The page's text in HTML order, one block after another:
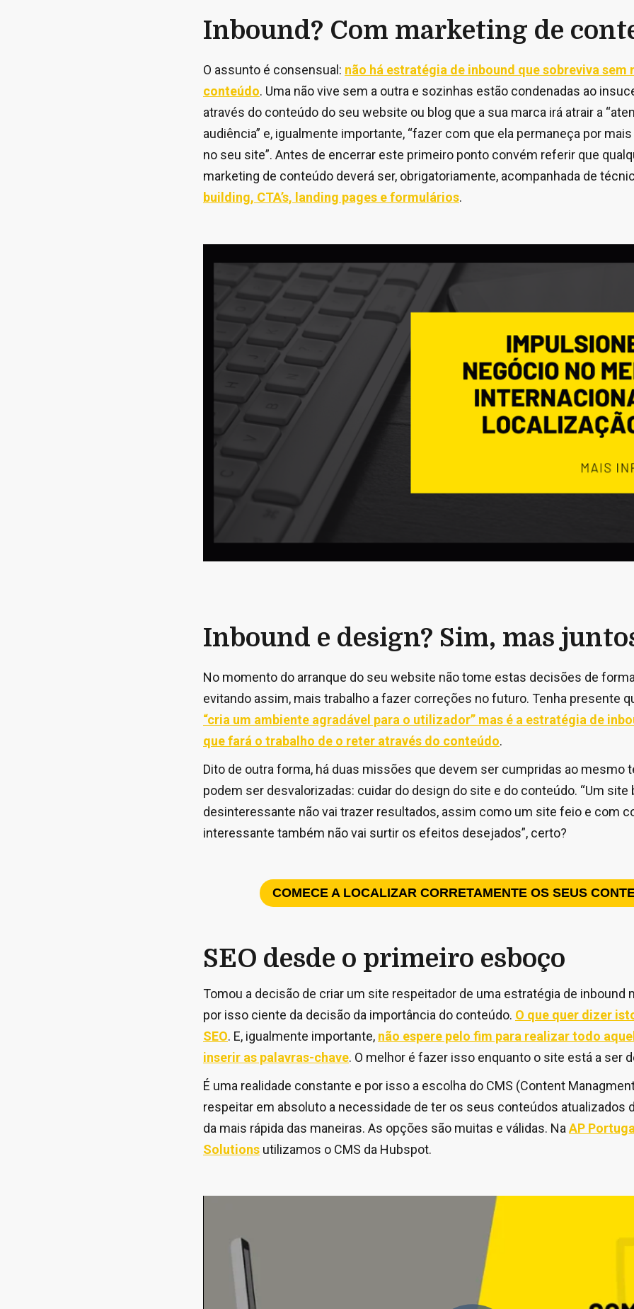
Inbound? Com marketing de
O assunto é consensual: não há estratégia de inbound que sobreviva sem
conteúdo. Uma não vive sem a outra e sozinhas estão condenadas ao
através do conteúdo do seu website ou blog que a sua marca irá atrair a
audiência” e, igualmente importante, “fazer com que ela permaneça por
no seu site”. Antes de encerrar este primeiro ponto convém referir que
marketing de conteúdo deverá ser, obrigatoriamente, acompanhada de
building, CTA’s, landing pages e formulários.
Inbound e design? Sim, mas
No momento do arranque do seu website não tome estas decisões de
evitando assim, mais trabalho a fazer correções no futuro. Tenha presente
“cria um ambiente agradável para o utilizador” mas é a estratégia de
que fará o trabalho de o reter através do conteúdo.
Dito de outra forma, há duas missões que devem ser cumpridas ao mesmo
podem ser desvalorizadas: cuidar do design do site e do conteúdo. “Um site
desinteressante não vai trazer resultados, assim como um site feio e com
interessante também não vai surtir os efeitos desejados”, certo?
COMECE A LOCALIZAR CORRETAMENTE OS SEUS
SEO desde o primeiro esboço
Tomou a decisão de criar um site respeitador de uma estratégia de inbound
por isso ciente da decisão da importância do conteúdo. O que quer dizer
SEO. E, igualmente importante, não espere pelo fim para realizar todo
inserir as palavras-chave. O melhor é fazer isso enquanto o site está a ser
É uma realidade constante e por isso a escolha do CMS (Content
respeitar em absoluto a necessidade de ter os seus conteúdos atualizados
da mais rápida das maneiras. As opções são muitas e válidas. Na AP
Solutions utilizamos o CMS da Hubspot.